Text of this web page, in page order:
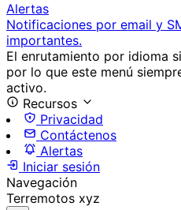
Alertas
Notificaciones por email y
importantes.
El enrutamiento por idioma
por lo que este menú
activo.
Recursos
Privacidad
Contáctenos
Alertas
Iniciar sesión
Navegación
Terremotos xyz